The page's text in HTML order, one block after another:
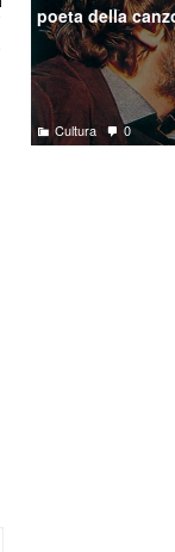
poeta della
Cultura 0